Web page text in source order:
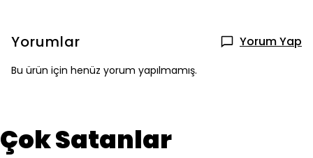
Yorumlar Yorum Yap
Bu ürün için henüz yorum yapılmamış.
Çok Satanlar